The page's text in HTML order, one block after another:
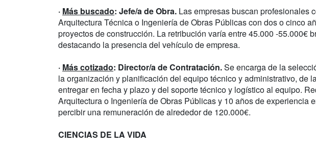
· Más buscado: Jefe/a de Obra. Las empresas buscan profesionales
Arquitectura Técnica o Ingeniería de Obras Públicas con dos o cinco
proyectos de construcción. La retribución varía entre 45.000 -55.000€
destacando la presencia del vehículo de empresa.
· Más cotizado: Director/a de Contratación.Se encarga de la
la organización y planificación del equipo técnico y administrativo, de
entregar en fecha y plazo y del soporte técnico y logístico al equipo.
Arquitectura o Ingeniería de Obras Públicas y 10 años de experiencia
percibir una remuneración de alrededor de 120.000€.
CIENCIAS DE LA VIDA